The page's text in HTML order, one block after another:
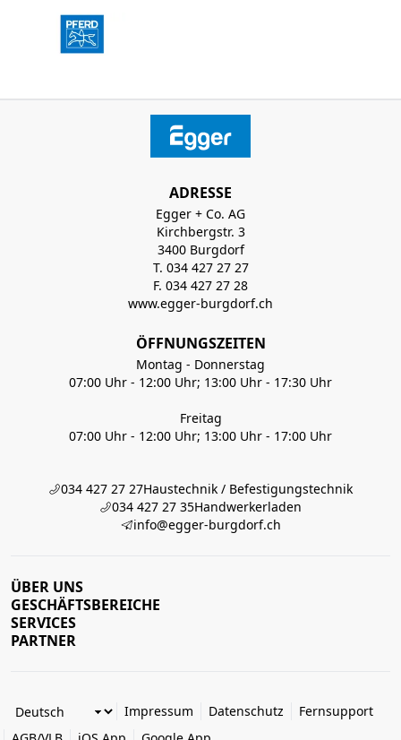
ADRESSE
Egger + Co. AG
Kirchbergstr. 3
3400 Burgdorf
T. 034 427 27 27
F. 034 427 27 28
www.egger-burgdorf.ch
ÖFFNUNGSZEITEN
Montag - Donnerstag
07:00 Uhr - 12:00 Uhr; 13:00 Uhr - 17:30 Uhr
Freitag
07:00 Uhr - 12:00 Uhr; 13:00 Uhr - 17:00 Uhr
034 427 27 27Haustechnik / Befestigungstechnik
034 427 27 35Handwerkerladen
info@egger-burgdorf.ch
ÜBER UNS
GESCHÄFTSBEREICHE
SERVICES
PARTNER
Impressum Datenschutz
Fernsupport